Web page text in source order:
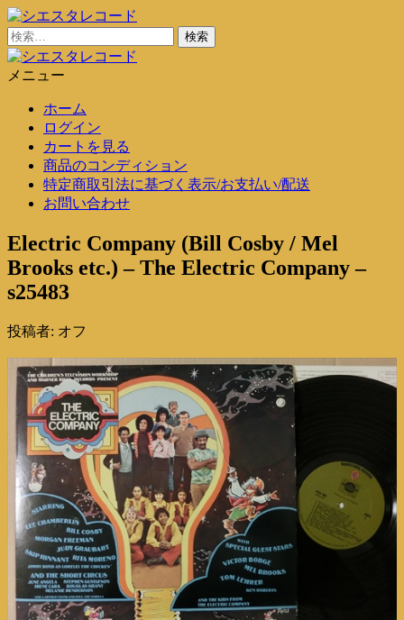
コ
ン
テ
ン
シエスタレコード
中古レコード通販
検
索:
メニュー
ホーム
ログイン
カートを見る
商品のコンディション
特定商取引法に基づく表示/お支払い/配送
お問い合わせ
Electric Company (Bill Cosby / Mel
Brooks etc.) – The Electric Company –
s25483
投稿者: オフ